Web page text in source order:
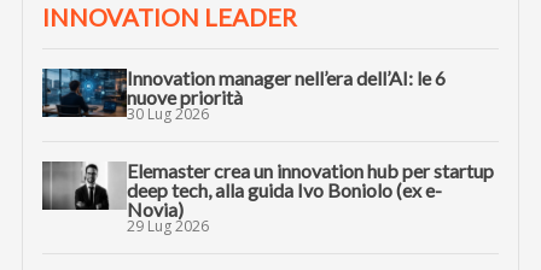
INNOVATION LEADER
Innovation manager nell’era dell’AI: le 6
nuove priorità
30 Lug 2026
Elemaster crea un innovation hub per startup
deep tech, alla guida Ivo Boniolo (ex e-
Novia)
29 Lug 2026